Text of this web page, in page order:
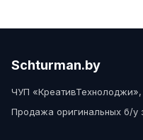
Schturman.by
ЧУП
Продажа оригинальных б/у